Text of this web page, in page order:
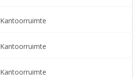
Kantoorruimte
Kantoorruimte
Kantoorruimte